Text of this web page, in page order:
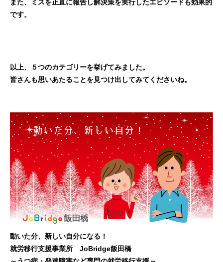
また、ミスを正直に報告し解決策を実行したエピソードも効果的
です。
以上、５つのカテゴリーを挙げてみました。
皆さんも思いあたることを見つけ出してみてくださいね。
動いた分、新しい自分になる！
就労移行支援事業所 JoBridge飯田橋